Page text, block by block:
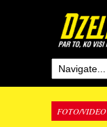
FOTO/VIDEO